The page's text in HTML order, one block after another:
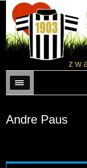
Menu
Andre Paus